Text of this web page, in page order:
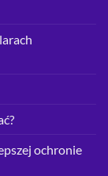
ochronie